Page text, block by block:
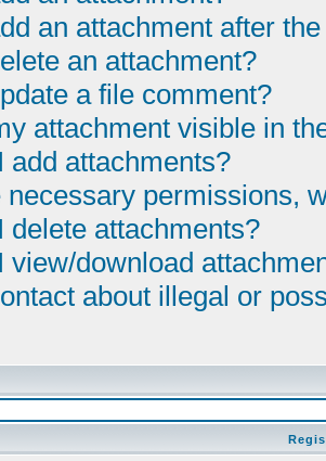
an attachment after
an attachment?
a file comment?
attachment visible in
add attachments?
necessary permissions,
delete attachments?
view/download
about illegal or